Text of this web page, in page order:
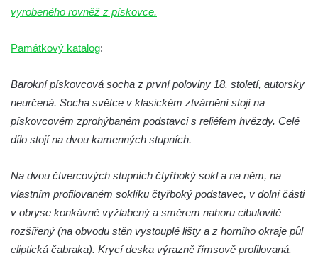
Socha Včela v ZOO Hluboká
Socha Nosorožík v ZOO Hluboká
Socha Beruška v ZOO Hluboká
Socha Vážka v ZOO Hluboká
Socha Volavka v ZOO Hluboká
Lysá nad Labem, barokní město Šporkovo
Socha Opičákovník v ZOO Hluboká
Socha Roháč v ZOO Hluboká
vyrobeného rovněž z pískovce.
Památkový katalog:
Barokní pískovcová socha z první poloviny 18. století, autorsky
neurčená. Socha světce v klasickém ztvárnění stojí na
pískovcovém zprohýbaném podstavci s reliéfem hvězdy. Celé
dílo stojí na dvou kamenných stupních.
Na dvou čtvercových stupních čtyřboký sokl a na něm, na
vlastním profilovaném soklíku čtyřboký podstavec, v dolní části
v obryse konkávně vyžlabený a směrem nahoru cibulovitě
rozšířený (na obvodu stěn vystouplé lišty a z horního okraje půl
eliptická čabraka). Krycí deska výrazně římsově profilovaná.